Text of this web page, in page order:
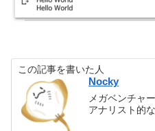
この記事を書いた人
Nocky
メガベンチャ
アナリスト的